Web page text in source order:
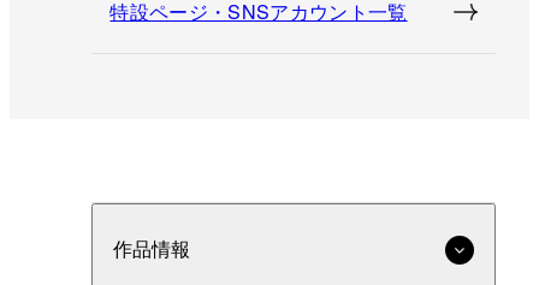
特設ページ・SNSアカウント一覧
作品情報